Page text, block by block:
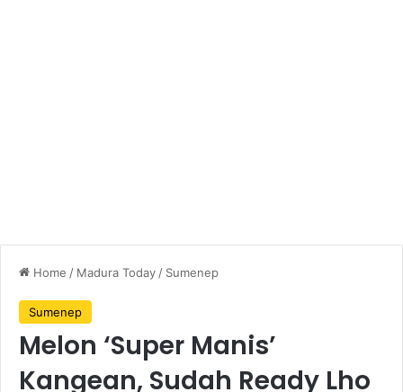
Home / Madura Today / Sumenep
Sumenep
Melon ‘Super Manis’
Kangean, Sudah Ready Lho